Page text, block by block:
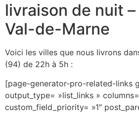
livraison de nuit
Val-de-Marne
Voici les villes que nous livrons
(94) de 22h à 5h :
[page-generator-pro-related-links
output_type= »list_links »
custom_field_priority= »1″